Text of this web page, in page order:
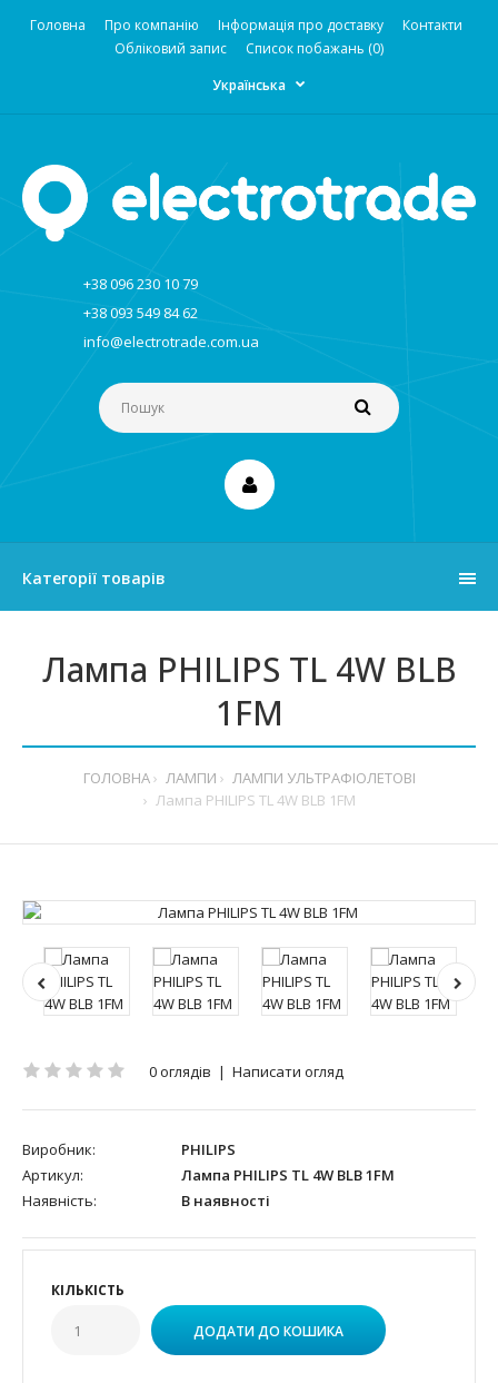
Головна Про компанію Інформація про доставку
Контакти
Обліковий запис
Список побажань (0)
Українська
+38 096 230 10 79
+38 093 549 84 62
info@electrotrade.com.ua
Категорії товарів
Лампа PHILIPS TL 4W BLB
1FM
ГОЛОВНА ЛАМПИ
ЛАМПИ УЛЬТРАФІОЛЕТОВІ
Лампа PHILIPS TL 4W BLB 1FM
0 оглядів | Написати огляд
Виробник:
PHILIPS
Артикул:
Лампа PHILIPS TL 4W BLB 1FM
Наявність:
В наявності
КІЛЬКІСТЬ